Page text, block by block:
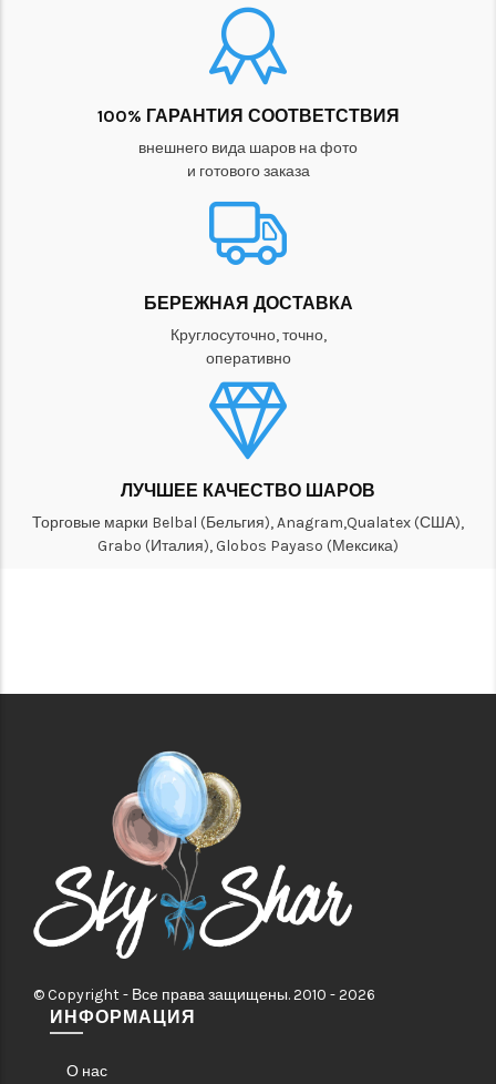
100% ГАРАНТИЯ СООТВЕТСТВИЯ
внешнего вида шаров на фото
и готового заказа
БЕРЕЖНАЯ ДОСТАВКА
Круглосуточно, точно,
оперативно
ЛУЧШЕЕ КАЧЕСТВО ШАРОВ
Торговые марки Belbal (Бельгия), Anagram,Qualatex (США),
Grabo (Италия), Globos Payaso (Мексика)
© Copyright - Все права защищены. 2010 - 2026
ИНФОРМАЦИЯ
О нас